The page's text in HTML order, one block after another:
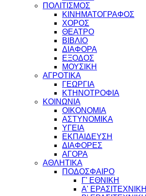
ΠΟΛΙΤΙΣΜΟΣ
ΚΙΝΗΜΑΤΟΓΡΑΦΟΣ
ΧΟΡΟΣ
ΘΕΑΤΡΟ
ΒΙΒΛΙΟ
ΔΙΑΦΟΡΑ
ΕΞΟΔΟΣ
ΜΟΥΣΙΚΗ
ΑΓΡΟΤΙΚΑ
ΓΕΩΡΓΙΑ
ΚΤΗΝΟΤΡΟΦΙΑ
ΚΟΙΝΩΝΙΑ
ΟΙΚΟΝΟΜΙΑ
ΑΣΤΥΝΟΜΙΚΑ
ΥΓΕΙΑ
ΕΚΠΑΙΔΕΥΣΗ
ΔΙΑΦΟΡΕΣ
ΑΓΟΡΑ
ΑΘΛΗΤΙΚΑ
ΠΟΔΟΣΦΑΙΡΟ
Γ' ΕΘΝΙΚΗ
Α' ΕΡΑΣΙΤΕΧΝΙΚΗ